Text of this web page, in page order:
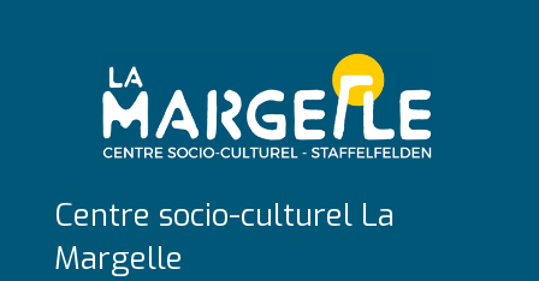
Centre socio-culturel La
Margelle